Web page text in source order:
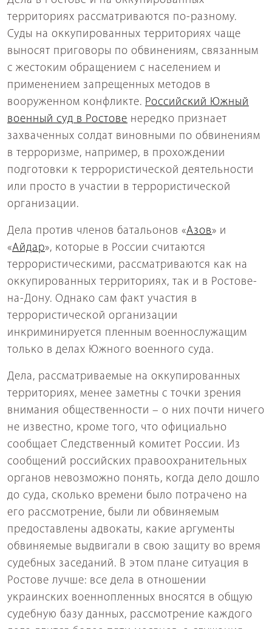
территориях рассматриваются по-разному.
Суды на оккупированных территориях чаще
выносят приговоры по обвинениям, связанным
с жестоким обращением с населением и
применением запрещенных методов в
вооруженном конфликте. Российский Южный
военный суд в Ростове нередко признает
захваченных солдат виновными по обвинениям
в терроризме, например, в прохождении
подготовки к террористической деятельности
или просто в участии в террористической
организации.
Дела против членов батальонов «Азов» и
«Айдар», которые в России считаются
террористическими, рассматриваются как на
оккупированных территориях, так и в Ростове-
на-Дону. Однако сам факт участия в
террористической организации
инкриминируется пленным военнослужащим
только в делах Южного военного суда.
Дела, рассматриваемые на оккупированных
территориях, менее заметны с точки зрения
внимания общественности – о них почти ничего
не известно, кроме того, что официально
сообщает Следственный комитет России. Из
сообщений российских правоохранительных
органов невозможно понять, когда дело дошло
до суда, сколько времени было потрачено на
его рассмотрение, были ли обвиняемым
предоставлены адвокаты, какие аргументы
обвиняемые выдвигали в свою защиту во время
судебных заседаний. В этом плане ситуация в
Ростове лучше: все дела в отношении
украинских военнопленных вносятся в общую
судебную базу данных, рассмотрение каждого